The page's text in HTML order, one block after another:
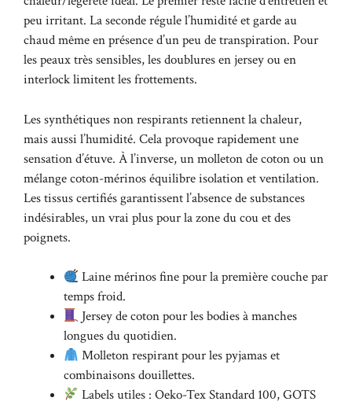
peu irritant. La seconde régule l’humidité et garde au
chaud même en présence d’un peu de transpiration. Pour
les peaux très sensibles, les doublures en jersey ou en
interlock limitent les frottements.
Les synthétiques non respirants retiennent la chaleur,
mais aussi l’humidité. Cela provoque rapidement une
sensation d’étuve. À l’inverse, un molleton de coton ou un
mélange coton-mérinos équilibre isolation et ventilation.
Les tissus certifiés garantissent l’absence de substances
indésirables, un vrai plus pour la zone du cou et des
poignets.
Laine mérinos fine pour la première couche par
temps froid.
Jersey de coton pour les bodies à manches
longues du quotidien.
Molleton respirant pour les pyjamas et
combinaisons douillettes.
Labels utiles : Oeko-Tex Standard 100, GOTS